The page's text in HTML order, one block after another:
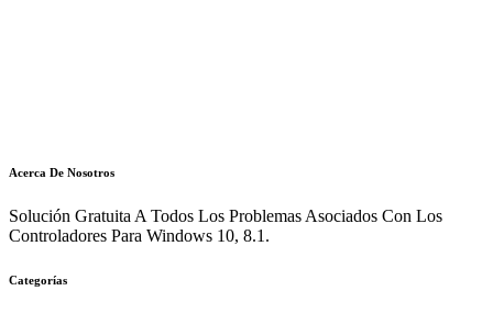
Acerca De Nosotros
Solución Gratuita A Todos Los Problemas Asociados Con Los
Controladores Para Windows 10, 8.1.
Categorías